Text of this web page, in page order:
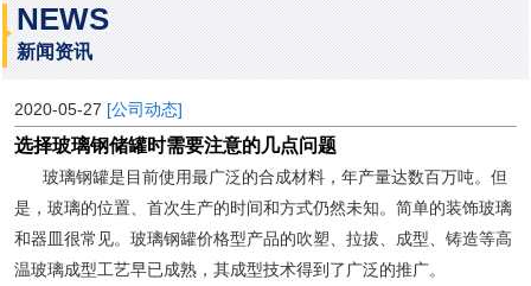
NEWS
新闻资讯
2020-05-27 [公司动态]
选择玻璃钢储罐时需要注意的几点问题
玻璃钢罐是目前使用最广泛的合成材料，年产量达数百万吨。但
是，玻璃的位置、首次生产的时间和方式仍然未知。简单的装饰玻璃
和器皿很常见。玻璃钢罐价格型产品的吹塑、拉拔、成型、铸造等高
温玻璃成型工艺早已成熟，其成型技术得到了广泛的推广。